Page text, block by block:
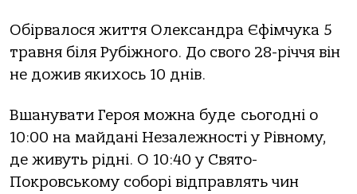
Обірвалося життя Олександра Єфімчука 5
травня біля Рубіжного. До свого 28-річчя він
не дожив якихось 10 днів.
Вшанувати Героя можна буде сьогодні о
10:00 на майдані Незалежності у Рівному,
де живуть рідні. О 10:40 у Свято-
Покровському соборі відправлять чин